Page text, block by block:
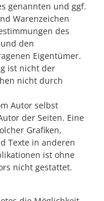
genannten und ggf.
Warenzeichen
des
den
Eigentümer.
ist nicht der
nicht durch
Autor selbst
der Seiten. Eine
Grafiken,
Texte in anderen
ist ohne
nicht gestattet.